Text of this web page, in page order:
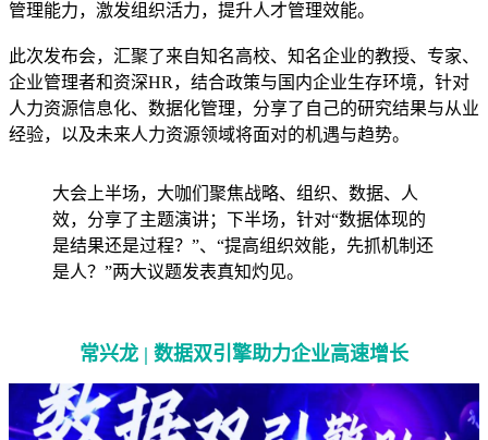
管理能力，激发组织活力，提升人才管理效能。
此次发布会，汇聚了来自知名高校、知名企业的教授、专家、
企业管理者和资深HR，结合政策与国内企业生存环境，针对
人力资源信息化、数据化管理，分享了自己的研究结果与从业
经验，以及未来人力资源领域将面对的机遇与趋势。
大会上半场，大咖们聚焦战略、组织、数据、人
效，分享了主题演讲；下半场，针对“数据体现的
是结果还是过程？”、“提高组织效能，先抓机制还
是人？”两大议题发表真知灼见。
常兴龙 | 数据双引擎助力企业高速增长